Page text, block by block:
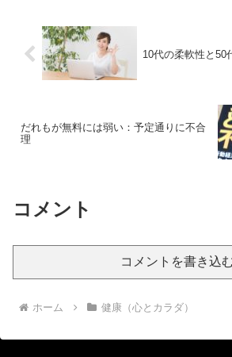
10代の柔軟性と50
だれもが無料には弱い：予定通りに不合
理
コメント
コメントを書き込
ホーム 健康（心とカラダ）